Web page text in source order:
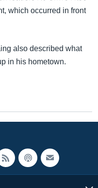
which occurred in front
also described what
in his hometown.